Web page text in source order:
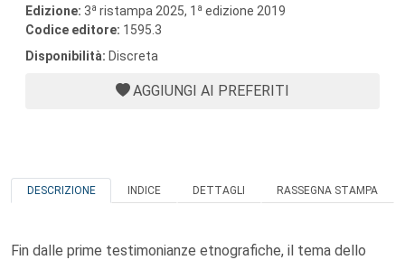
Edizione: 3a ristampa 2025, 1 a edizione 2019
Codice editore: 1595.3
Disponibilità: Discreta
AGGIUNGI AI PREFERITI
DESCRIZIONE INDICE DETTAGLI RASSEGNA STAMPA
Fin dalle prime testimonianze etnografiche, il tema dello